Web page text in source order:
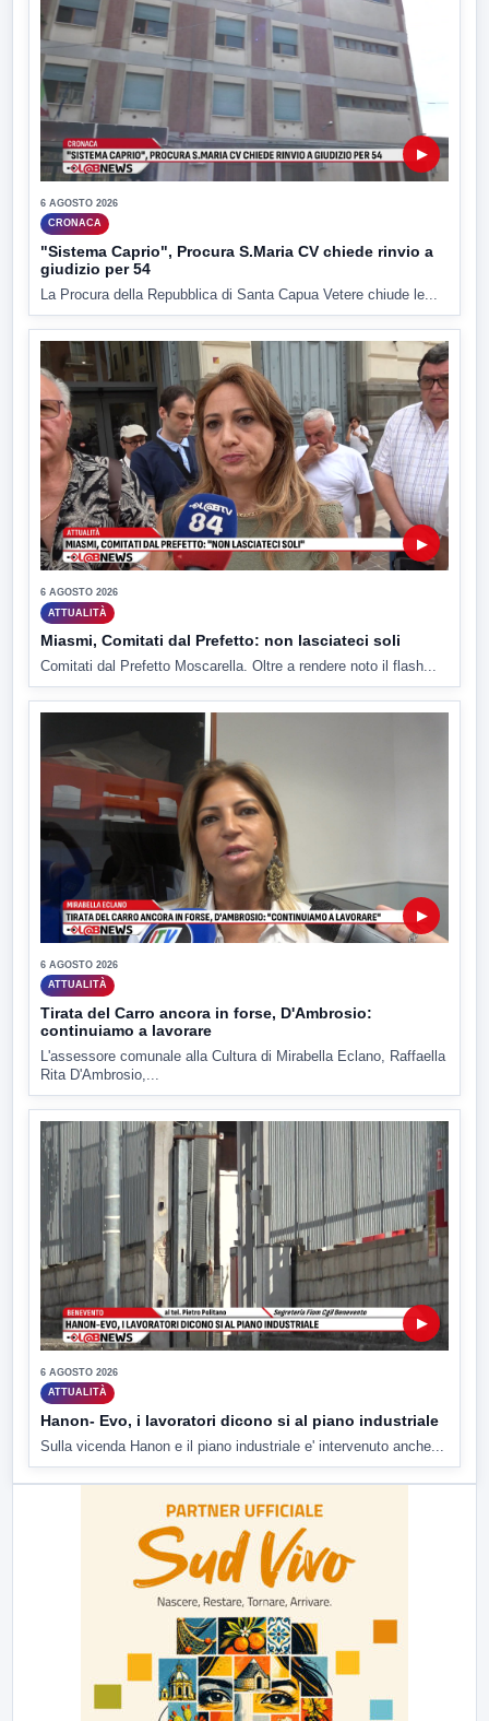
▶
6 AGOSTO 2026
CRONACA
"Sistema Caprio", Procura S.Maria CV chiede rinvio a
giudizio per 54
La Procura della Repubblica di Santa Capua Vetere chiude le...
▶
6 AGOSTO 2026
ATTUALITÀ
Miasmi, Comitati dal Prefetto: non lasciateci soli
Comitati dal Prefetto Moscarella. Oltre a rendere noto il flash...
▶
6 AGOSTO 2026
ATTUALITÀ
Tirata del Carro ancora in forse, D'Ambrosio:
continuiamo a lavorare
L'assessore comunale alla Cultura di Mirabella Eclano, Raffaella
Rita D'Ambrosio,...
▶
6 AGOSTO 2026
ATTUALITÀ
Hanon- Evo, i lavoratori dicono si al piano industriale
Sulla vicenda Hanon e il piano industriale e' intervenuto anche...